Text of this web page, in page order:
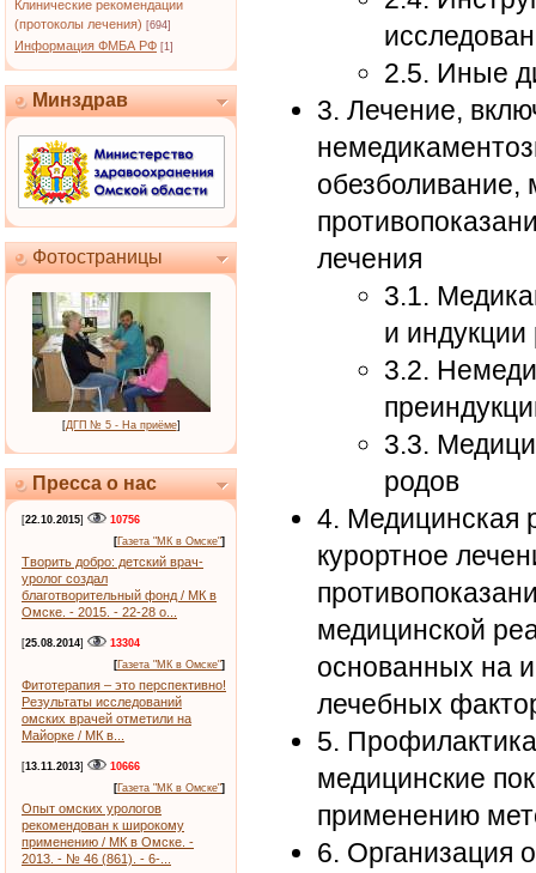
Клинические рекомендации
(протоколы лечения) [694]
Информация ФМБА РФ [1]
Минздрав
Фотостраницы
[ДГП № 5 - На приёме]
Пресса о нас
[22.10.2015]
10756
[Газета "МК в Омске"]
Творить добро: детский врач-
уролог создал
благотворительный фонд / МК в
Омске. - 2015. - 22-28 о...
[25.08.2014]
13304
[Газета "МК в Омске"]
Фитотерапия – это перспективно!
Результаты исследований
омских врачей отметили на
Майорке / МК в...
[13.11.2013]
10666
[Газета "МК в Омске"]
Опыт омских урологов
рекомендован к широкому
применению / МК в Омске. -
2013. - № 46 (861). - 6-...
2.5. Иные
3. Лечение,
обезболивание,
лечения
3.1.
и индукции
3.2.
3.3.
родов
4. Медицинская
курортное
медицинской
основанных на
лечебных
5.
медицинские
применению
6. Организация